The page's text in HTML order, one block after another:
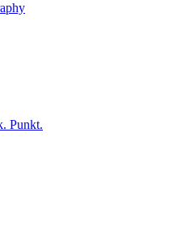
Punkt.